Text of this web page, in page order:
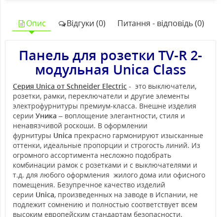
Опис Відгуки (0) Питання - відповідь (0)
Панель для розетки TV-R 2-
модульная Unica Class
Серия Unica от Schneider Electric - это выключатели,
розетки, рамки, переключатели и другие элементы
электрофурнитуры премиум-класса. Внешне изделия
серии Уника – воплощение элегантности, стиля и
ненавязчивой роскоши. В оформлении
фурнитуры Unica прекрасно гармонируют изысканные
оттенки, идеальные пропорции и строгость линий. Из
огромного ассортимента несложно подобрать
комбинации рамок с розетками и с выключателями и
т.д. для любого оформления жилого дома или офисного
помещения. Безупречное качество изделий
серии Unica, произведенных на заводе в Испании, не
подлежит сомнению и полностью соответствует всем
высоким европейским стандартам безопасности.